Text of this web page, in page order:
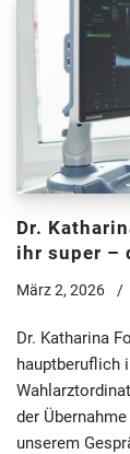
Dr.
ihr super –
März 2, 2026
Dr. Katharina
hauptberuflich
der
unserem